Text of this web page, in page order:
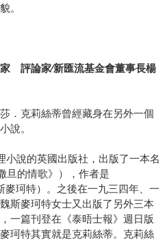
。
評論家∕新匯流基金會董事長楊
．克莉絲蒂曾經藏身在另外一個
說。
小說的英國出版社，出版了一本名
旦的情歌》），作者是
麥珂特）。之後在一九三四年、一
斯麥珂特女士又出版了另外三本
一篇刊登在《泰晤士報》週日版
珂特其實就是克莉絲蒂。克莉絲